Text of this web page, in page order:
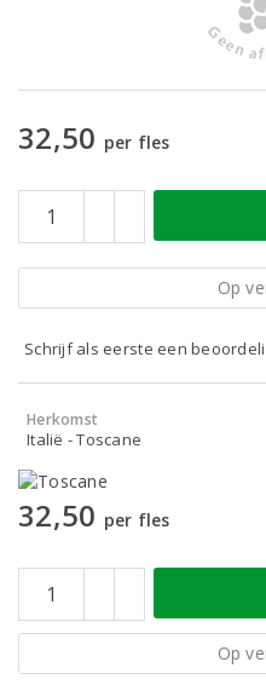
32,50 per fles
Op
Schrijf als eerste een
Herkomst
Italië - Toscane
32,50 per fles
Op